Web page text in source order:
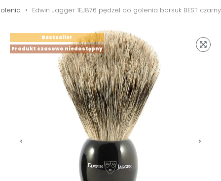
Edwin Jagger 1EJ876 pędzel do golenia borsuk BEST czarny
Produkt czasowo niedostępny
Bestseller